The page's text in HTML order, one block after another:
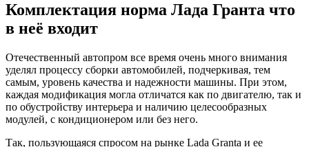
Комплектация норма Лада Гранта что
в неё входит
Отечественный автопром все время очень много внимания
уделял процессу сборки автомобилей, подчеркивая, тем
самым, уровень качества и надежности машины. При этом,
каждая модификация могла отличатся как по двигателю, так и
по обустройству интерьера и наличию целесообразных
модулей, с кондиционером или без него.
Так, пользующаяся спросом на рынке Lada Granta и ее